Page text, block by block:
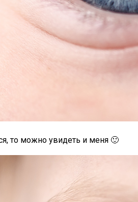
то можно увидеть и меня 🙂